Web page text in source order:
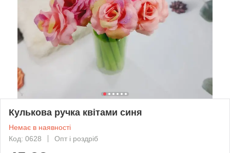
Кулькова ручка квітами синя
Немає в наявності
Код: 0628
Опт і роздріб